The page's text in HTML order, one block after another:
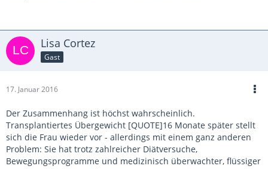
Lisa Cortez
Gast
17. Januar 2016
Der Zusammenhang ist höchst wahrscheinlich.
Transplantiertes Übergewicht [QUOTE]16 Monate später stellt
sich die Frau wieder vor - allerdings mit einem ganz anderen
Problem: Sie hat trotz zahlreicher Diätversuche,
Bewegungsprogramme und medizinisch überwachter, flüssiger